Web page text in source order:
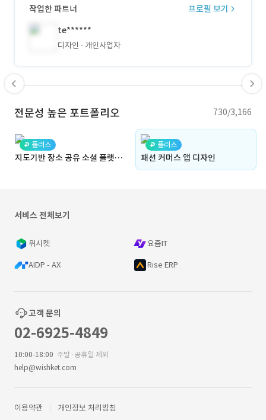
작업한 파트너
프로필 보기
te******
디자인 개인사업자
전문성 높은 포트폴리오 730/3,166
플러스
지도기반 장소 공유 소셜 플랫폼 앱 디자인
플러스
패션 커머스 앱 디자인
서비스 전체보기
위시켓 요즘IT
AIDP - AX Rise ERP
고객 문의
02-6925-4849
10:00-18:00 주말·공휴일 제외
help@wishket.com
이용약관 개인정보 처리방침